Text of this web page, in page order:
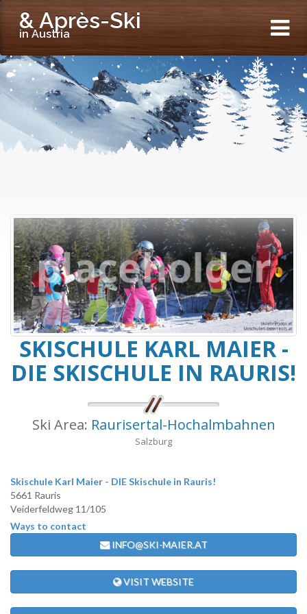
& Après-Ski
in Austria
SKISCHULE KARL MAIER -
DIE SKISCHULE IN RAURIS!
Ski Area: Raurisertal-Hochalmbahnen
Salzburg
Skischule Karl Maier - DIE Skischule in Rauris!
5661 Rauris
Veiderfeldweg 11/105
Ways to contact
INFO@SKI-MAIER.AT
VISIT WEBSITE